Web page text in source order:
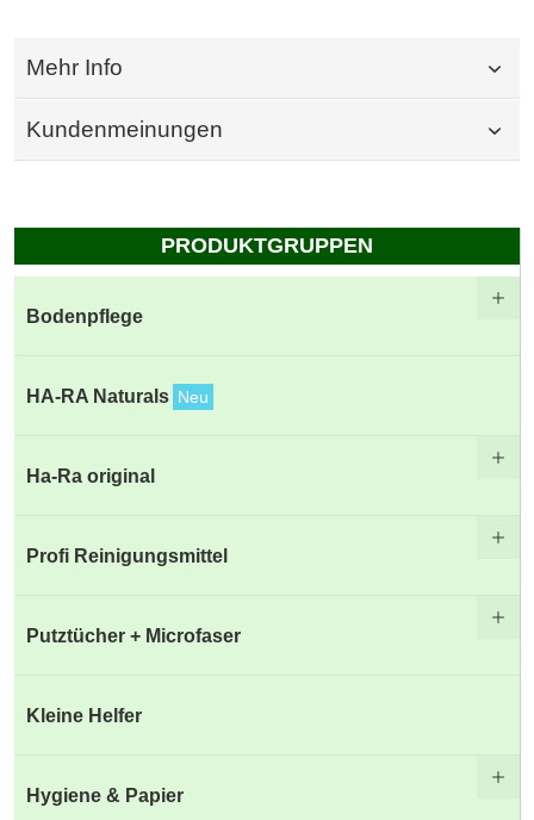
Mehr Info
Kundenmeinungen
PRODUKTGRUPPEN
Bodenpflege
HA-RA Naturals Neu
Ha-Ra original
Profi Reinigungsmittel
Putztücher + Microfaser
Kleine Helfer
Hygiene & Papier